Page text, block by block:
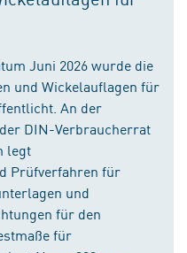
Juni 2026 wurde die
und Wickelauflagen für
An der
DIN-Verbraucherrat
legt
Prüfverfahren für
und
für den
für